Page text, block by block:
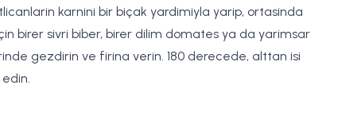
karnini bir biçak yardimiyla yarip, ortasinda
birer sivri biber, birer dilim domates ya da yarimsar
gezdirin ve firina verin. 180 derecede, alttan isi